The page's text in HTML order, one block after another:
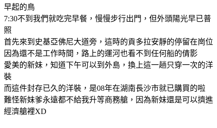
早起的鳥
7:30不到我們就吃完早餐，慢慢步行出門，但外頭陽光早已普
照
首先來到史基亞佛尼大道旁，這時的貢多拉安靜的停留在崗位
因為還不是工作時間，路上的運河也看不到任何船的倩影
愛美的新妹，知道下午可以到外島，換上這一趟只穿一次的洋
裝
而這件封存已久的洋裝，是08年在湖南長沙市就已購買的啦
難怪新妹爹永遠都不給我升等商務艙，因為新妹還是可以擠進
經濟艙裡XD